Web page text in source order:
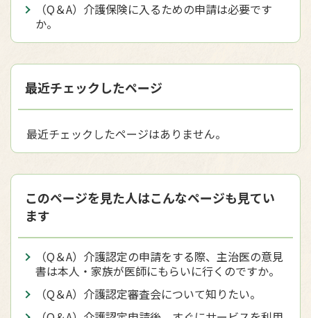
（Q＆A）介護保険に入るための申請は必要です
か。
最近チェックしたページ
最近チェックしたページはありません。
このページを見た人はこんなページも見てい
ます
（Q＆A）介護認定の申請をする際、主治医の意見
書は本人・家族が医師にもらいに行くのですか。
（Q＆A）介護認定審査会について知りたい。